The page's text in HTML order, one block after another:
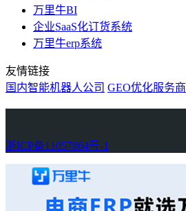
万里牛BI
企业SaaS化订货系统
万里牛erp系统
友情链接
国内智能机器人公司 GEO优化服务商
浙ICP备11057864号-1